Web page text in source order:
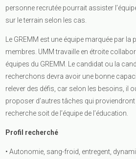
personne recrutée pourrait assister
sur le terrain selon les cas.
Le GREMM est une équipe marquée par la
membres. UMM travaille en étroite
équipes du GREMM. Le candidat ou la
recherchons devra avoir une bonne
relever des défis, car selon les besoins, il
proposer d’autres tâches qui proviendront
recherche soit de l’équipe de l’éducation.
Profil recherché
• Autonomie, sang-froid, entregent,